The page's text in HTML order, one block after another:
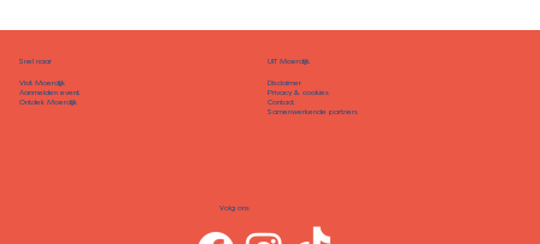
Snel naar
Visit Moerdijk
Aanmelden event
Ontdek Moerdijk
UIT Moerdijk
Disclaimer
Privacy & cookies
Contact
Samenwerkende partners
Volg ons